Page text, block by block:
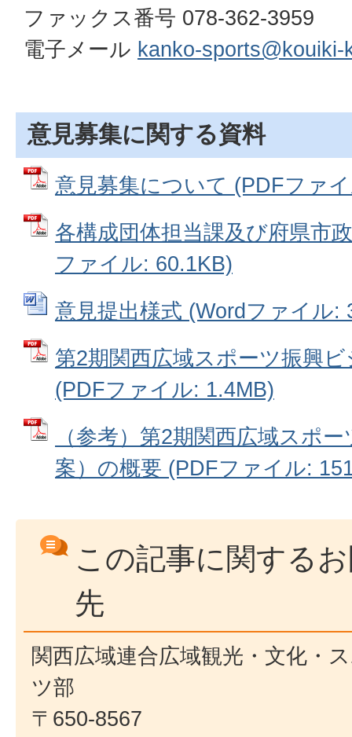
ファックス番号 078-362-3959
電子メール kanko-sports@kouiki-
意見募集に関する資料
意見募集について (PDFファ
各構成団体担当課及び府県市
ファイル: 60.1KB)
意見提出様式 (Wordファイル:
第2期関西広域スポーツ振興
(PDFファイル: 1.4MB)
（参考）第2期関西広域スポ
案）の概要 (PDFファイル:
この記事に関する
先
関西広域連合広域観光・文化・
ツ部
〒650-8567